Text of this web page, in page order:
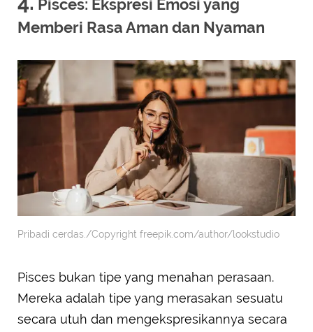
Pisces: Ekspresi Emosi yang
Memberi Rasa Aman dan Nyaman
Pribadi cerdas./Copyright freepik.com/author/lookstudio
Pisces bukan tipe yang menahan perasaan.
Mereka adalah tipe yang merasakan sesuatu
secara utuh dan mengekspresikannya secara